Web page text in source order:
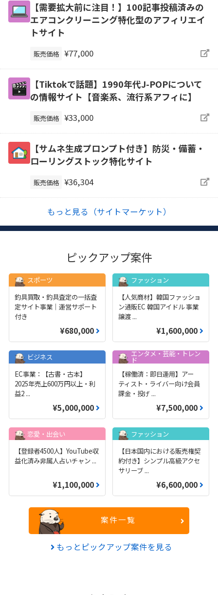
【需要拡大前に注目！】100記事投稿済みの
エアコンクリーニング特化型のアフィリエイ
トサイト
販売価格 ¥77,000
【Tiktokで話題】1990年代J-POPについて
の情報サイト【音楽系、流行系アフィに】
販売価格 ¥33,000
【サムネ生成プロンプト付き】防災・備蓄・
ローリングストック特化サイト
販売価格 ¥36,304
もっと見る（サイトマーケット）
ピックアップ案件
スポーツ
釣具買取・釣具査定の一括査
定サイト事業｜運営サポート
付き
¥680,000
ファッション
【人気商材】韓国ファッショ
ン通販EC 韓国アイドル 事業
譲渡 ...
¥1,600,000
ビジネス
EC事業：【古書・古本】
2025年売上600万円以上・利
益2 ...
¥5,000,000
エンタメ・芸能・トレン
ド
【稼働済：即日運用】アー
ティスト・ライバー向け会員
課金・投げ ...
¥7,500,000
恋愛・出会い
【登録者4500人】YouTube収
益化済み非属人占いチャン ...
¥1,100,000
ファッション
【日本国内における販売権契
約付き】シンプル高級アクセ
サリーブ ...
¥6,600,000
案件一覧
もっとピックアップ案件を見る